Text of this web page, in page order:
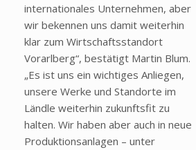
internationales Unternehmen, aber
wir bekennen uns damit weiterhin
klar zum Wirtschaftsstandort
Vorarlberg“, bestätigt Martin Blum.
„Es ist uns ein wichtiges Anliegen,
unsere Werke und Standorte im
Ländle weiterhin zukunftsfit zu
halten. Wir haben aber auch in neue
Produktionsanlagen – unter